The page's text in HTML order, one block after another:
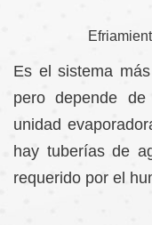
Es el sistema
pero depende
unidad
hay tuberías de
requerido por el